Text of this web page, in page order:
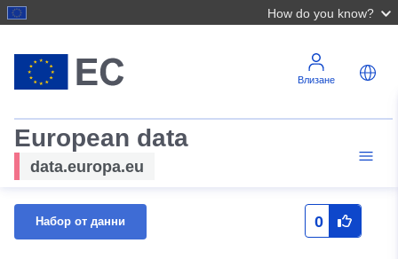
How do you know?
Влизане
European data
data.europa.eu
Набор от данни 0